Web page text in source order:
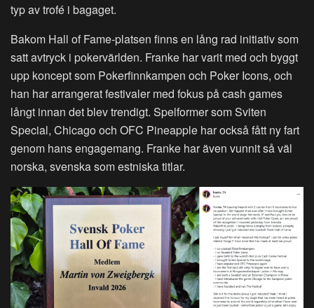
typ av trofé i bagaget.
Bakom Hall of Fame-platsen finns en lång rad initiativ som
satt avtryck i pokervärlden. Franke har varit med och byggt
upp koncept som Pokerfinnkampen och Poker Icons, och
han har arrangerat festivaler med fokus på cash games
långt innan det blev trendigt. Spelformer som Sviten
Special, Chicago och OFC Pineapple har också fått ny fart
genom hans engagemang. Franke har även vunnit så väl
norska, svenska som estniska titlar.